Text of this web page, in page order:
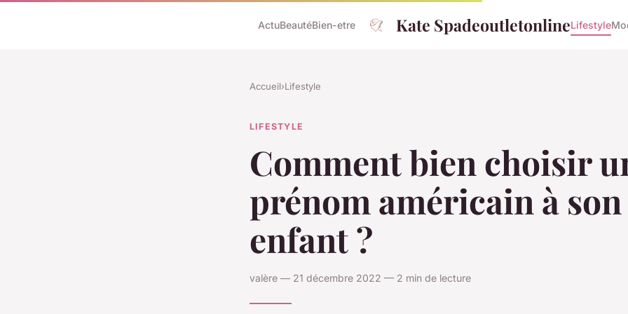
ActuBeautéBien-etre Kate SpadeoutletonlineLifestyle
Accueil›Lifestyle
LIFESTYLE
Comment bien choisir
prénom américain à son
enfant ?
valère — 21 décembre 2022 — 2 min de lecture